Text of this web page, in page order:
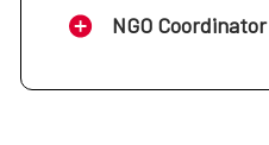
NGO Coordinator